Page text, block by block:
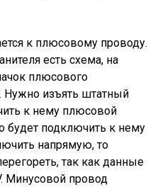
к плюсовому проводу.
есть схема, на
плюсового
Нужно изъять штатный
к нему плюсовой
будет подключить к нему
напрямую, то
так как данные
Минусовой провод